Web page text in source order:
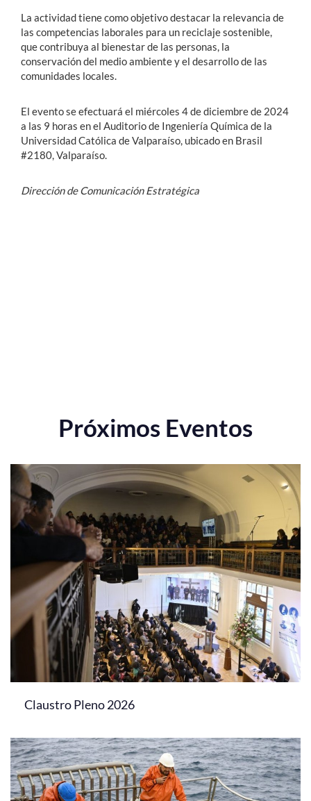
La actividad tiene como objetivo destacar la relevancia de
las competencias laborales para un reciclaje sostenible,
que contribuya al bienestar de las personas, la
conservación del medio ambiente y el desarrollo de las
comunidades locales.
El evento se efectuará el miércoles 4 de diciembre de 2024
a las 9 horas en el Auditorio de Ingeniería Química de la
Universidad Católica de Valparaíso, ubicado en Brasil
#2180, Valparaíso.
Dirección de Comunicación Estratégica
Próximos Eventos
Claustro Pleno 2026